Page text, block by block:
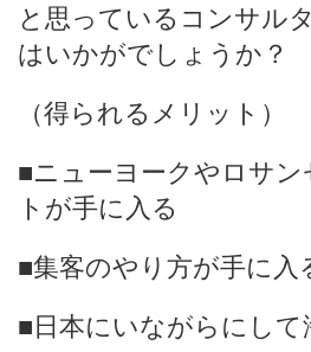
と思っているコンサル
はいかがでしょうか？
（得られるメリット）
■ニューヨークやロサ
トが手に入る
■集客のやり方が手に入
■日本にいながらにし